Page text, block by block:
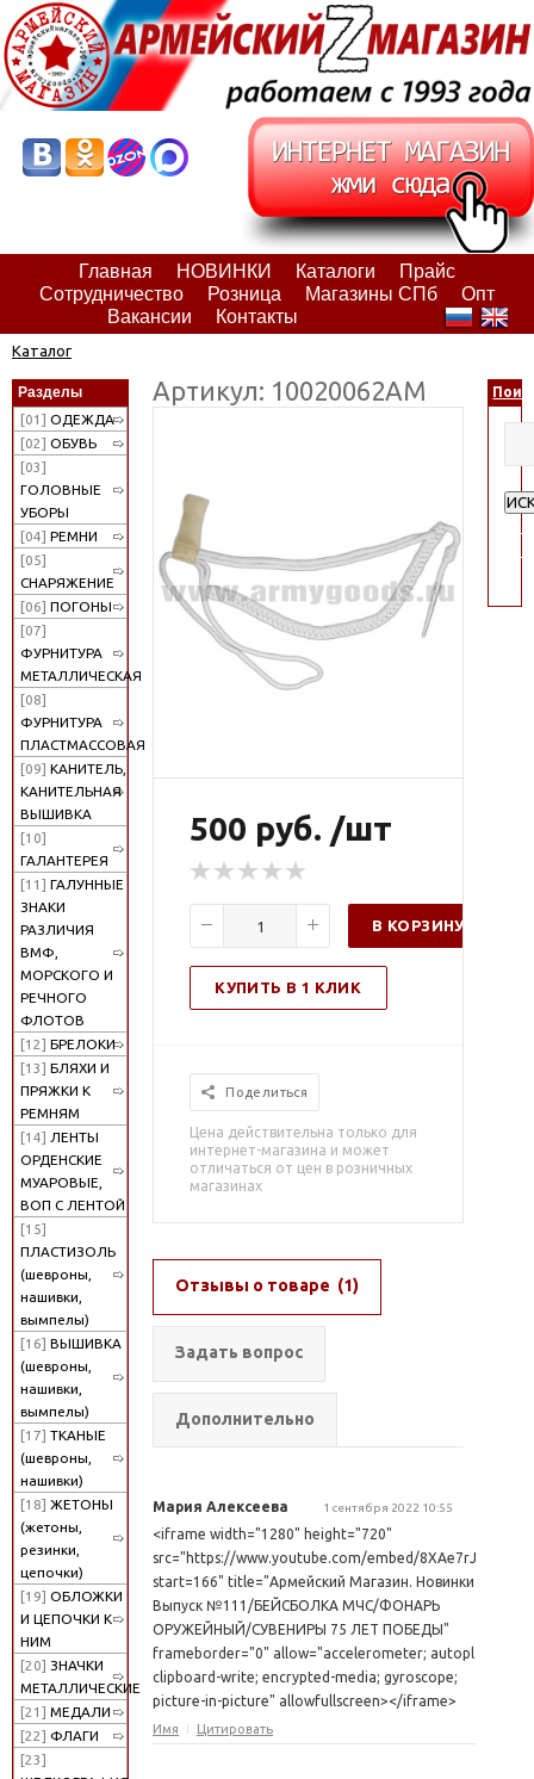
Главная НОВИНКИ Каталоги
Прайс
Сотрудничество
Розница Магазины СПб
Опт
Вакансии
Контакты
Каталог
Разделы
[01] ОДЕЖДА
[02] ОБУВЬ
[03]
ГОЛОВНЫЕ
УБОРЫ
[04] РЕМНИ
[05]
СНАРЯЖЕНИЕ
[06] ПОГОНЫ
[07]
ФУРНИТУРА
МЕТАЛЛИЧЕСКАЯ
[08]
ФУРНИТУРА
ПЛАСТМАССОВАЯ
[09] КАНИТЕЛЬ,
КАНИТЕЛЬНАЯ
ВЫШИВКА
[10]
ГАЛАНТЕРЕЯ
[11] ГАЛУННЫЕ
ЗНАКИ
РАЗЛИЧИЯ
ВМФ,
МОРСКОГО И
РЕЧНОГО
ФЛОТОВ
[12] БРЕЛОКИ
[13] БЛЯХИ И
ПРЯЖКИ К
РЕМНЯМ
[14] ЛЕНТЫ
ОРДЕНСКИЕ
МУАРОВЫЕ,
ВОП С ЛЕНТОЙ
[15]
ПЛАСТИЗОЛЬ
(шевроны,
нашивки,
вымпелы)
[16] ВЫШИВКА
(шевроны,
нашивки,
вымпелы)
[17] ТКАНЫЕ
(шевроны,
нашивки)
[18] ЖЕТОНЫ
(жетоны,
резинки,
цепочки)
[19] ОБЛОЖКИ
И ЦЕПОЧКИ К
НИМ
[20] ЗНАЧКИ
МЕТАЛЛИЧЕСКИЕ
[21] МЕДАЛИ
[22] ФЛАГИ
[23]
Артикул: 10020062АМ
500 руб. /шт
В КОРЗИНУ
КУПИТЬ В 1 КЛИК
Поделиться
Цена действительна только для
интернет-магазина и может
отличаться от цен в розничных
магазинах
Отзывы о товаре (1)
Задать вопрос
Дополнительно
Мария Алексеева 1 сентября 2022 10:55
<iframe width="1280" height="720"
src="https://www.youtube.com/embed/8XAe7rJ0rcE?
start=166" title="Армейский Магазин. Новинки.
Выпуск №111/БЕЙСБОЛКА МЧС/ФОНАРЬ
ОРУЖЕЙНЫЙ/СУВЕНИРЫ 75 ЛЕТ ПОБЕДЫ"
frameborder="0" allow="accelerometer; autoplay;
clipboard-write; encrypted-media; gyroscope;
picture-in-picture" allowfullscreen></iframe>
Имя Цитировать